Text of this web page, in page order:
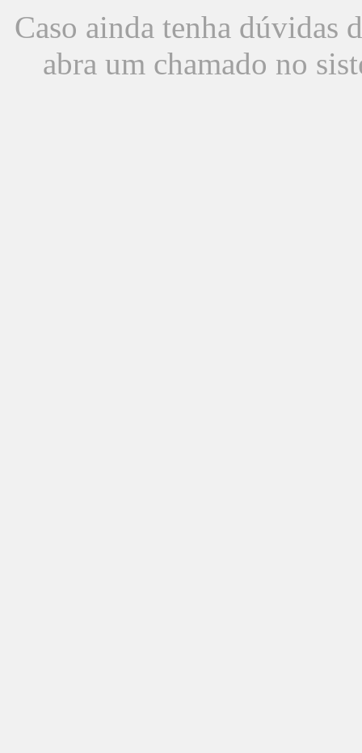
Caso ainda tenha dúvidas
abra um chamado no